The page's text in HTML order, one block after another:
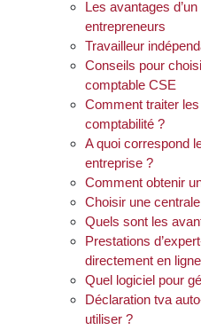
Les avantages
entrepreneurs
Travailleur
Conseils pour
comptable CSE
Comment traiter
comptabilité ?
A quoi correspond
entreprise ?
Comment obtenir
Choisir une
Quels sont les
Prestations
directement en ligne
Quel logiciel pour
Déclaration tva
utiliser ?